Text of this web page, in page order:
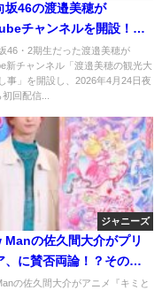
坂46の渡邉美穂が
チャンネルを開設！初
ストは潮紗理菜と宮田愛
46・2期生だった渡邉美穂が
新チャンネル「渡邉美穂の観光大
事」を開設し、2026年4月24日夜
回配信...
ジャニーズ
Manの佐久間大介がプリ
、に賛否両論！？その理
べてみた
の佐久間大介がアニメ『キミと